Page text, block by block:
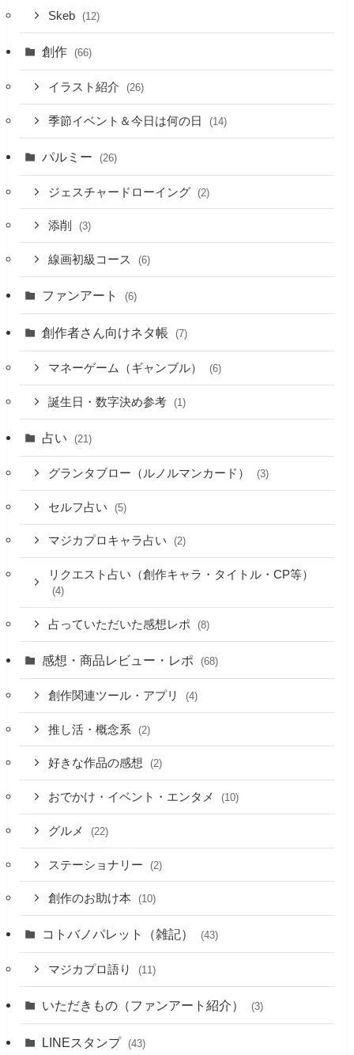
Skeb (12)
創作 (66)
イラスト紹介 (26)
季節イベント＆今日は何の日 (14)
パルミー (26)
ジェスチャードローイング (2)
添削 (3)
線画初級コース (6)
ファンアート (6)
創作者さん向けネタ帳 (7)
マネーゲーム（ギャンブル） (6)
誕生日・数字決め参考 (1)
占い (21)
グランタブロー（ルノルマンカード） (3)
セルフ占い (5)
マジカプロキャラ占い (2)
リクエスト占い（創作キャラ・タイトル・CP等）
(4)
占っていただいた感想レポ (8)
感想・商品レビュー・レポ (68)
創作関連ツール・アプリ (4)
推し活・概念系 (2)
好きな作品の感想 (2)
おでかけ・イベント・エンタメ (10)
グルメ (22)
ステーショナリー (2)
創作のお助け本 (10)
コトバノパレット（雑記） (43)
マジカプロ語り (11)
いただきもの（ファンアート紹介） (3)
LINEスタンプ (43)